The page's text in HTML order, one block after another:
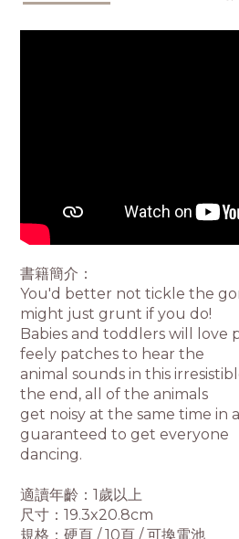
書籍簡介：
You'd better not tickle the
might just grunt if you do!
Babies and toddlers will love
feely patches to hear the
animal sounds in this
the end, all of the animals
get noisy at the same time in
guaranteed to get everyone
dancing.
適讀年齡：1歲以上
尺寸：19.3x20.8cm
規格：硬頁 / 10頁 / 可換電池